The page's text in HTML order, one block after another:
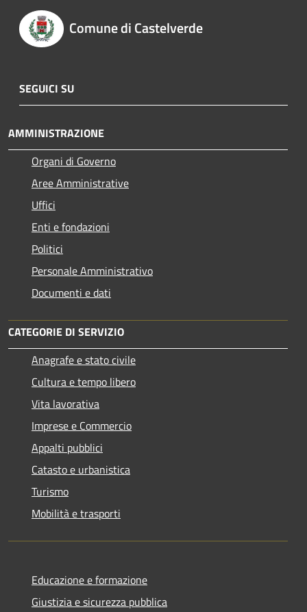
Comune di Castelverde
SEGUICI SU
AMMINISTRAZIONE
Organi di Governo
Aree Amministrative
Uffici
Enti e fondazioni
Politici
Personale Amministrativo
Documenti e dati
CATEGORIE DI SERVIZIO
Anagrafe e stato civile
Cultura e tempo libero
Vita lavorativa
Imprese e Commercio
Appalti pubblici
Catasto e urbanistica
Turismo
Mobilità e trasporti
Educazione e formazione
Giustizia e sicurezza pubblica